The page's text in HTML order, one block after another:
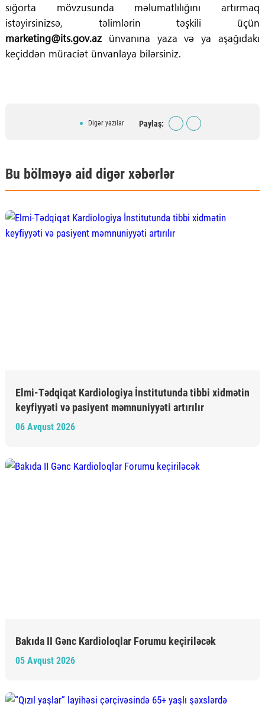
sığorta mövzusunda məlumatlılığını artırmaq
istəyirsinizsə, təlimlərin təşkili üçün
marketing@its.gov.azünvanına yaza və ya aşağıdakı
keçiddən müraciət ünvanlaya bilərsiniz.
Digər yazılar Paylaş:
Bu bölməyə aid digər xəbərlər
Elmi-Tədqiqat Kardiologiya İnstitutunda tibbi xidmətin
keyfiyyəti və pasiyent məmnuniyyəti artırılır
06 Avqust 2026
Bakıda II Gənc Kardioloqlar Forumu keçiriləcək
05 Avqust 2026